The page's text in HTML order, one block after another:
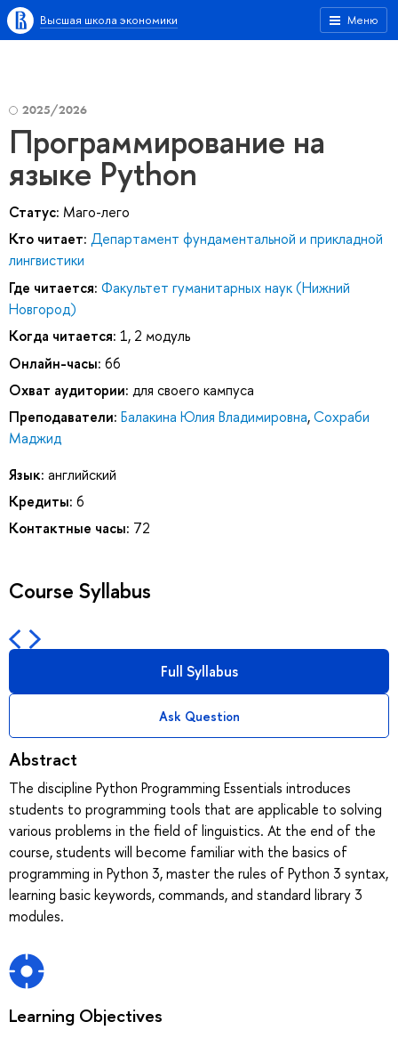
Меню
Высшая школа экономики
2025/2026
Программирование на
языке Python
Статус: Маго-лего
Кто читает: Департамент фундаментальной и прикладной
лингвистики
Где читается: Факультет гуманитарных наук (Нижний
Новгород)
Когда читается: 1, 2 модуль
Онлайн-часы: 66
Охват аудитории: для своего кампуса
Преподаватели: Балакина Юлия Владимировна,Сохраби
Маджид
Язык: английский
Кредиты: 6
Контактные часы: 72
Course Syllabus
Full Syllabus
Ask Question
Abstract
The discipline Python Programming Essentials introduces
students to programming tools that are applicable to solving
various problems in the field of linguistics. At the end of the
course, students will become familiar with the basics of
programming in Python 3, master the rules of Python 3 syntax,
learning basic keywords, commands, and standard library 3
modules.
Learning Objectives